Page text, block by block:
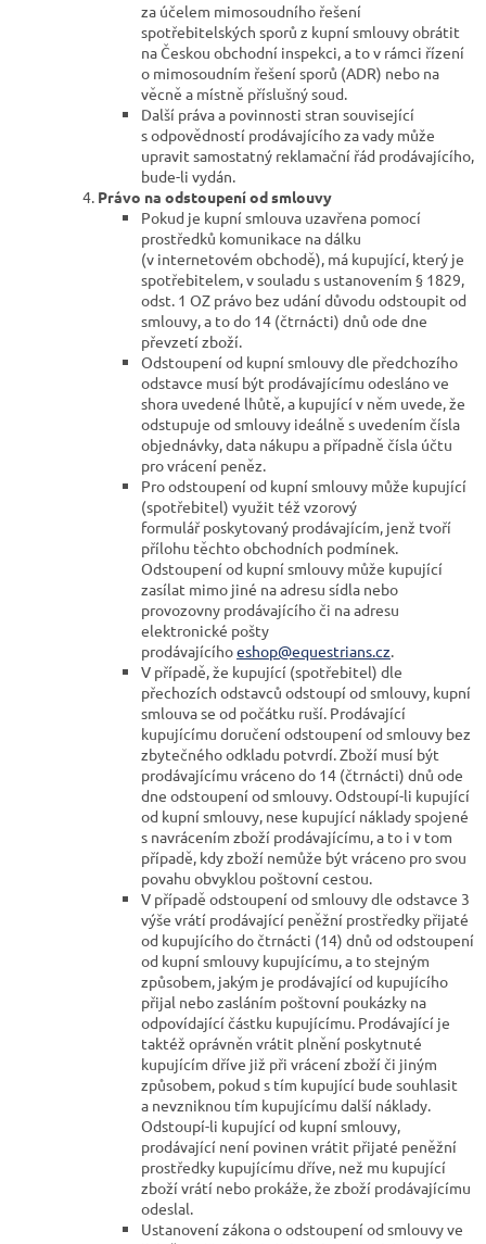
za účelem mimosoudního řešení
spotřebitelských sporů z kupní smlouvy obrátit
na Českou obchodní inspekci, a to v rámci řízení
o mimosoudním řešení sporů (ADR) nebo na
věcně a místně příslušný soud.
Další práva a povinnosti stran související
s odpovědností prodávajícího za vady může
upravit samostatný reklamační řád prodávajícího,
bude-li vydán.
Právo na odstoupení od smlouvy
Pokud je kupní smlouva uzavřena pomocí
prostředků komunikace na dálku
(v internetovém obchodě), má kupující, který je
spotřebitelem, v souladu s ustanovením § 1829,
odst. 1 OZ právo bez udání důvodu odstoupit od
smlouvy, a to do 14 (čtrnácti) dnů ode dne
převzetí zboží.
Odstoupení od kupní smlouvy dle předchozího
odstavce musí být prodávajícímu odesláno ve
shora uvedené lhůtě, a kupující v něm uvede, že
odstupuje od smlouvy ideálně s uvedením čísla
objednávky, data nákupu a případně čísla účtu
pro vrácení peněz.
Pro odstoupení od kupní smlouvy může kupující
(spotřebitel) využit též vzorový
formulářposkytovaný prodávajícím, jenž tvoří
přílohu těchto obchodních podmínek.
Odstoupení od kupní smlouvy může kupující
zasílat mimo jiné na adresu sídla nebo
provozovny prodávajícího či na adresu
elektronické pošty
prodávajícíhoeshop@equestrians.cz.
V případě, že kupující (spotřebitel) dle
přechozích odstavců odstoupí od smlouvy, kupní
smlouva se od počátku ruší. Prodávající
kupujícímu doručení odstoupení od smlouvy bez
zbytečného odkladu potvrdí. Zboží musí být
prodávajícímu vráceno do 14 (čtrnácti) dnů ode
dne odstoupení od smlouvy. Odstoupí-li kupující
od kupní smlouvy, nese kupující náklady spojené
s navrácením zboží prodávajícímu, a to i v tom
případě, kdy zboží nemůže být vráceno pro svou
povahu obvyklou poštovní cestou.
V případě odstoupení od smlouvy dle odstavce 3
výše vrátí prodávající peněžní prostředky přijaté
od kupujícího do čtrnácti (14) dnů od odstoupení
od kupní smlouvy kupujícímu, a to stejným
způsobem, jakým je prodávající od kupujícího
přijal nebo zasláním poštovní poukázky na
odpovídající částku kupujícímu. Prodávající je
taktéž oprávněn vrátit plnění poskytnuté
kupujícím dříve již při vrácení zboží či jiným
způsobem, pokud s tím kupující bude souhlasit
a nevzniknou tím kupujícímu další náklady.
Odstoupí-li kupující od kupní smlouvy,
prodávající není povinen vrátit přijaté peněžní
prostředky kupujícímu dříve, než mu kupující
zboží vrátí nebo prokáže, že zboží prodávajícímu
odeslal.
Ustanovení zákona o odstoupení od smlouvy ve